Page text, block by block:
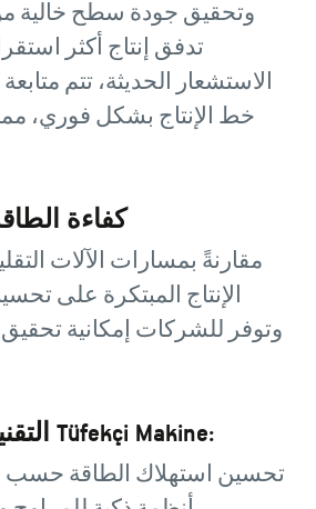
وتحقيق جودة سطح خالية
تدفق إنتاج أكثر
الاستشعار الحديثة، تتم
خط الإنتاج بشكل فوري،
كفاءة
مقارنةً بمسارات الآلات
الإنتاج المبتكرة على
وتوفر للشركات إمكانية
التقنيات التي تقدمها Tüfekçi Makine:
تحسين استهلاك الطاقة حسب